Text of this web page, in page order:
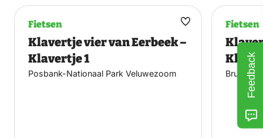
Fietsen
Klavertje vier van Eerbeek –
Klavertje 1
Posbank-Nationaal Park Veluwezoom
Maak
favoriet
Fietsen
Feedback